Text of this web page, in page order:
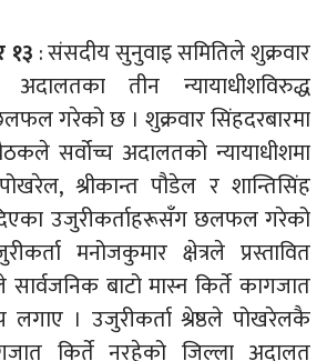
१३ : संसदीय सुनुवाइ समितिले शुक्रवार
अदालतका तीन न्यायाधीशविरुद्ध
गरेको छ । शुक्रवार सिंहदरबारमा
सर्वोच्च अदालतको न्यायाधीशमा
श्रीकान्त पौडेल र शान्तिसिंह
उजुरीकर्ताहरूसँग छलफल गरेको
मनोजकुमार क्षेत्रले प्रस्तावित
बाटो मास्न किर्ते कागजात
लगाए । उजुरीकर्ता श्रेष्ठले पोखरेलकै
किर्ते नरहेको जिल्ला अदालत